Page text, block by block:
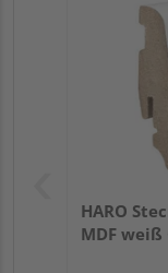
HARO
MDF